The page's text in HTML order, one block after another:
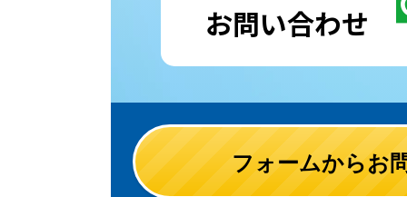
お問い合わせ
フォームからお